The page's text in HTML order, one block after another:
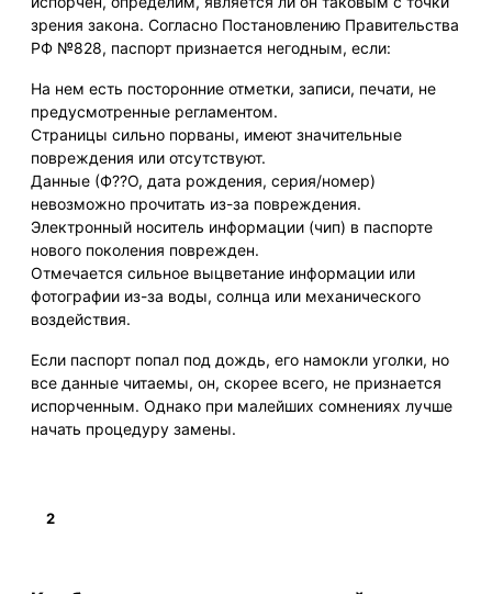
зрения закона. Согласно Постановлению Правительства
РФ №828, паспорт признается негодным, если:
На нем есть посторонние отметки, записи, печати, не
предусмотренные регламентом.
Страницы сильно порваны, имеют значительные
повреждения или отсутствуют.
Данные (Ф??О, дата рождения, серия/номер)
невозможно прочитать из-за повреждения.
Электронный носитель информации (чип) в паспорте
нового поколения поврежден.
Отмечается сильное выцветание информации или
фотографии из-за воды, солнца или механического
воздействия.
Если паспорт попал под дождь, его намокли уголки, но
все данные читаемы, он, скорее всего, не признается
испорченным. Однако при малейших сомнениях лучше
начать процедуру замены.
2